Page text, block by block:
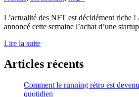
L’actualité des NFT est décidément riche
annoncé cette semaine l’achat d’une
Lire la suite
Articles récents
Comment le running rétro est
quotidien